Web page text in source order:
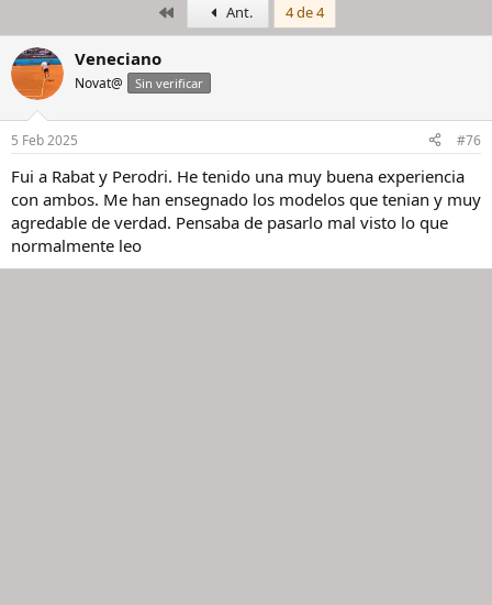
c
i
a
d
o
r
d
e
h
i
l
o
h
a
e
i
c
i
o
PrimeroAnt. 4 de 4
Veneciano
Novat@ Sin verificar
5 Feb 2025 #76
Fui a Rabat y Perodri. He tenido una muy buena experiencia
con ambos. Me han ensegnado los modelos que tenian y muy
agredable de verdad. Pensaba de pasarlo mal visto lo que
normalmente leo